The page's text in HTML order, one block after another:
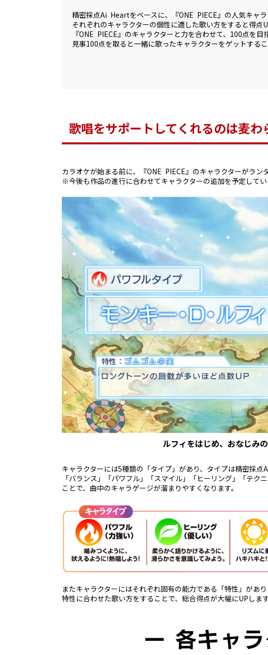
精密採点Ai Heartをベースに、『ONE PIECE』の人気キャ
それぞれのキャラクターの個性に適した歌い方をすると得点
『ONE PIECE』のキャラクターと力を合わせて、100点を目
見事100点を取ると一緒に歌ったキャラクターをゲットする
歌唱をサポートしてくれるのは麦
カラオケが始まる前に、『ONE PIECE』のキャラクターがラン
※今後も作品の進行に合わせてキャラクターの追加を予定してい
ルフィをはじめ、おなじみ
キャラクターには5種類の「タイプ」があり、タイプは精密採
「バランス」「パワフル」「スマイル」「ヒーリング」「テク
ことで、曲中のキャラゲージが溜まりやすくなります。
またキャラクターにはそれぞれ固有の能力である「特性」があり
特性に合わせた歌い方をすることで、総合得点が大幅にUPします